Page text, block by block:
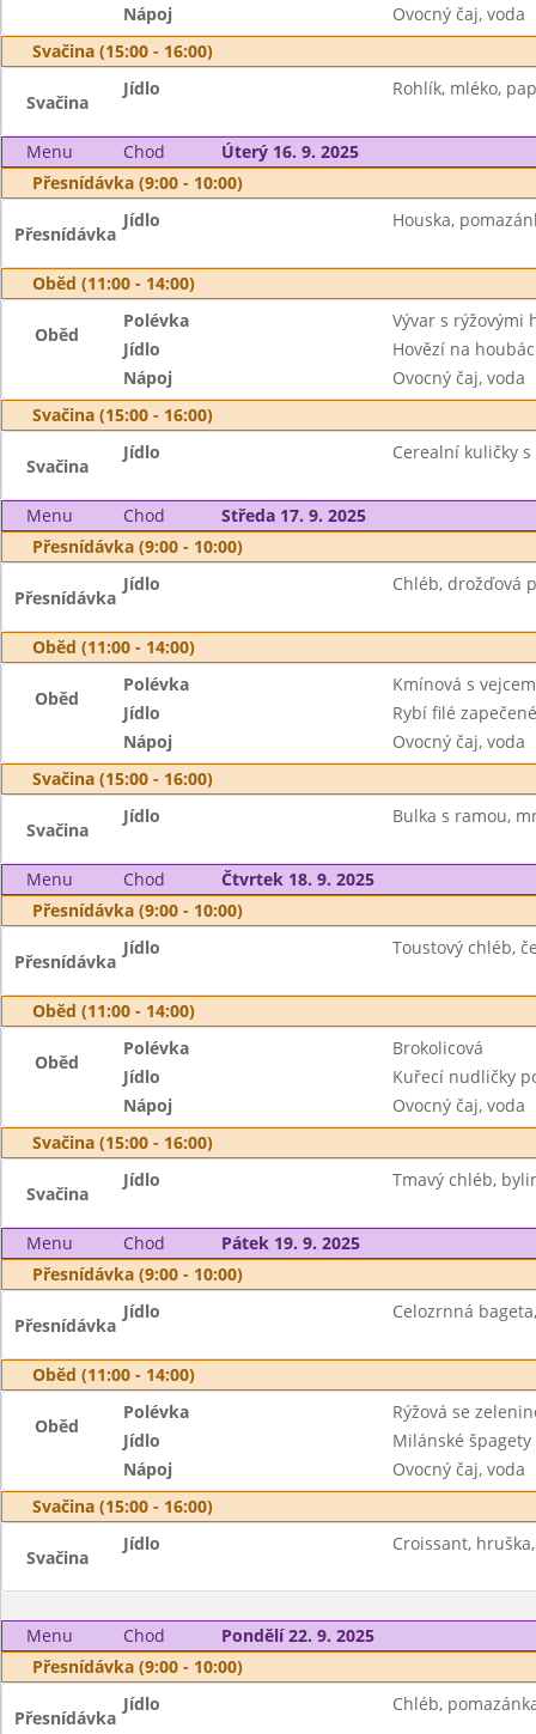
Nápoj
Ovocný čaj, voda
Svačina (15:00 - 16:00)
Svačina
Jídlo Rohlík, mléko,
Menu Chod
Úterý 16. 9. 2025
Přesnídávka (9:00 - 10:00)
Přesnídávka
Jídlo Houska,
Oběd (11:00 - 14:00)
Oběd
Polévka
Vývar s rýžovými
Jídlo
Hovězí na
Nápoj
Ovocný čaj, voda
Svačina (15:00 - 16:00)
Svačina
Jídlo Cerealní kuličky
Menu Chod
Středa 17. 9. 2025
Přesnídávka (9:00 - 10:00)
Přesnídávka
Jídlo Chléb, drožďová
Oběd (11:00 - 14:00)
Oběd
Polévka
Kmínová s vejcem
Jídlo
Rybí filé
Nápoj
Ovocný čaj, voda
Svačina (15:00 - 16:00)
Svačina
Jídlo Bulka s ramou,
Menu Chod
Čtvrtek 18. 9. 2025
Přesnídávka (9:00 - 10:00)
Přesnídávka
Jídlo Toustový chléb,
Oběd (11:00 - 14:00)
Oběd
Polévka
Brokolicová
Jídlo
Kuřecí nudličky
Nápoj
Ovocný čaj, voda
Svačina (15:00 - 16:00)
Svačina
Jídlo Tmavý chléb,
Menu Chod
Pátek 19. 9. 2025
Přesnídávka (9:00 - 10:00)
Přesnídávka
Jídlo Celozrnná
Oběd (11:00 - 14:00)
Oběd
Polévka
Rýžová se
Jídlo
Milánské špagety
Nápoj
Ovocný čaj, voda
Svačina (15:00 - 16:00)
Svačina
Jídlo Croissant,
Menu Chod
Pondělí 22. 9. 2025
Přesnídávka (9:00 - 10:00)
Přesnídávka
Jídlo Chléb,